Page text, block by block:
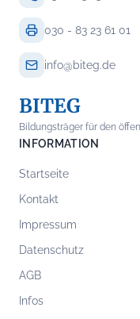
030 - 83 23 61 01
info@biteg.de
BITEG
Bildungsträger für den
INFORMATION
Startseite
Kontakt
Impressum
Datenschutz
AGB
Infos